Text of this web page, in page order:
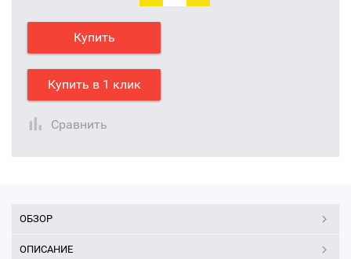
Купить
Купить в 1 клик
Сравнить
ОБЗОР
ОПИСАНИЕ